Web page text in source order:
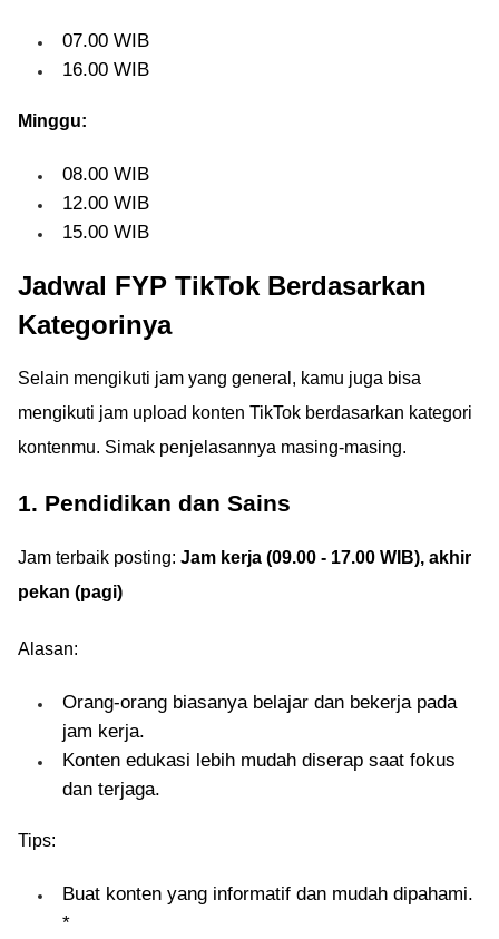
07.00 WIB
16.00 WIB
Minggu:
08.00 WIB
12.00 WIB
15.00 WIB
Jadwal FYP TikTok Berdasarkan
Kategorinya
Selain mengikuti jam yang general, kamu juga bisa
mengikuti jam upload konten TikTok berdasarkan kategori
kontenmu. Simak penjelasannya masing-masing.
1. Pendidikan dan Sains
Jam terbaik posting: Jam kerja (09.00 - 17.00 WIB), akhir
pekan (pagi)
Alasan:
Orang-orang biasanya belajar dan bekerja pada
jam kerja.
Konten edukasi lebih mudah diserap saat fokus
dan terjaga.
Tips:
Buat konten yang informatif dan mudah dipahami.
*